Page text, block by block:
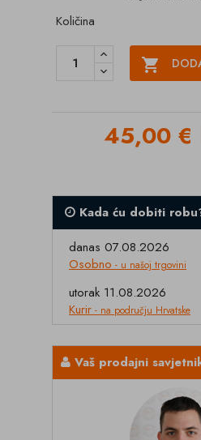
Količina

45,00 €
Kada ću dobiti
danas 07.08.2026
Osobno - u našoj trgovini
utorak 11.08.2026
Kurir - na području Hrvatske
Vaš prodajni